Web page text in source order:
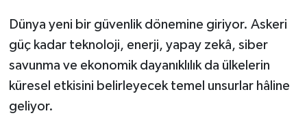
Dünya yeni bir güvenlik dönemine giriyor. Askeri
güç kadar teknoloji, enerji, yapay zekâ, siber
savunma ve ekonomik dayanıklılık da ülkelerin
küresel etkisini belirleyecek temel unsurlar hâline
geliyor.